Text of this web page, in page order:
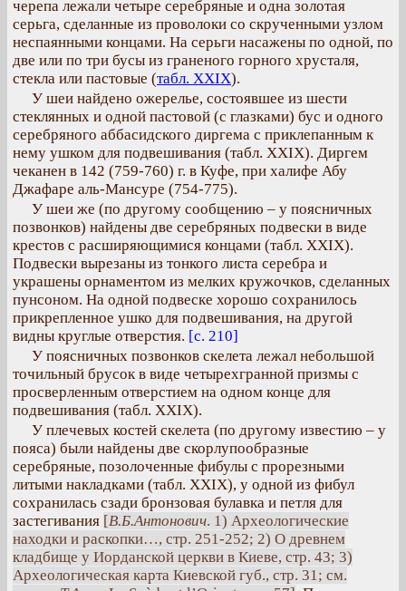
черепа лежали четыре серебряные и одна золотая
серьга, сделанные из проволоки со скрученными узлом
неспаянными концами. На серьги насажены по одной, по
две или по три бусы из граненого горного хрусталя,
стекла или пастовые (табл. XXIX).
У шеи найдено ожерелье, состоявшее из шести
стеклянных и одной пастовой (с глазками) бус и одного
серебряного аббасидского диргема с приклепанным к
нему ушком для подвешивания (табл. XXIX). Диргем
чеканен в 142 (759-760) г. в Куфе, при халифе Абу
Джафаре аль-Мансуре (754-775).
У шеи же (по другому сообщению – у поясничных
позвонков) найдены две серебряных подвески в виде
крестов с расширяющимися концами (табл. XXIX).
Подвески вырезаны из тонкого листа серебра и
украшены орнаментом из мелких кружочков, сделанных
пунсоном. На одной подвеске хорошо сохранилось
прикрепленное ушко для подвешивания, на другой
видны круглые отверстия. [с. 210]
У поясничных позвонков скелета лежал небольшой
точильный брусок в виде четырехгранной призмы с
просверленным отверстием на одном конце для
подвешивания (табл. XXIX).
У плечевых костей скелета (по другому известию – у
пояса) были найдены две скорлупообразные
серебряные, позолоченные фибулы с прорезными
литыми накладками (табл. XXIX), у одной из фибул
сохранилась сзади бронзовая булавка и петля для
застегивания [В.Б.Антонович. 1) Археологические
находки и раскопки…, стр. 251-252; 2) О древнем
кладбище у Иорданской церкви в Киеве, стр. 43; 3)
Археологическая карта Киевской губ., стр. 31; см.